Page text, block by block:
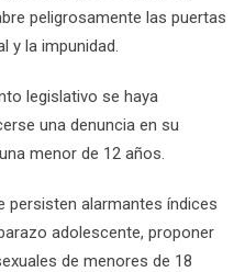
peligrosamente las puertas
y la impunidad.
legislativo se haya
una denuncia en su
menor de 12 años.
persisten alarmantes índices
adolescente, proponer
de menores de 18